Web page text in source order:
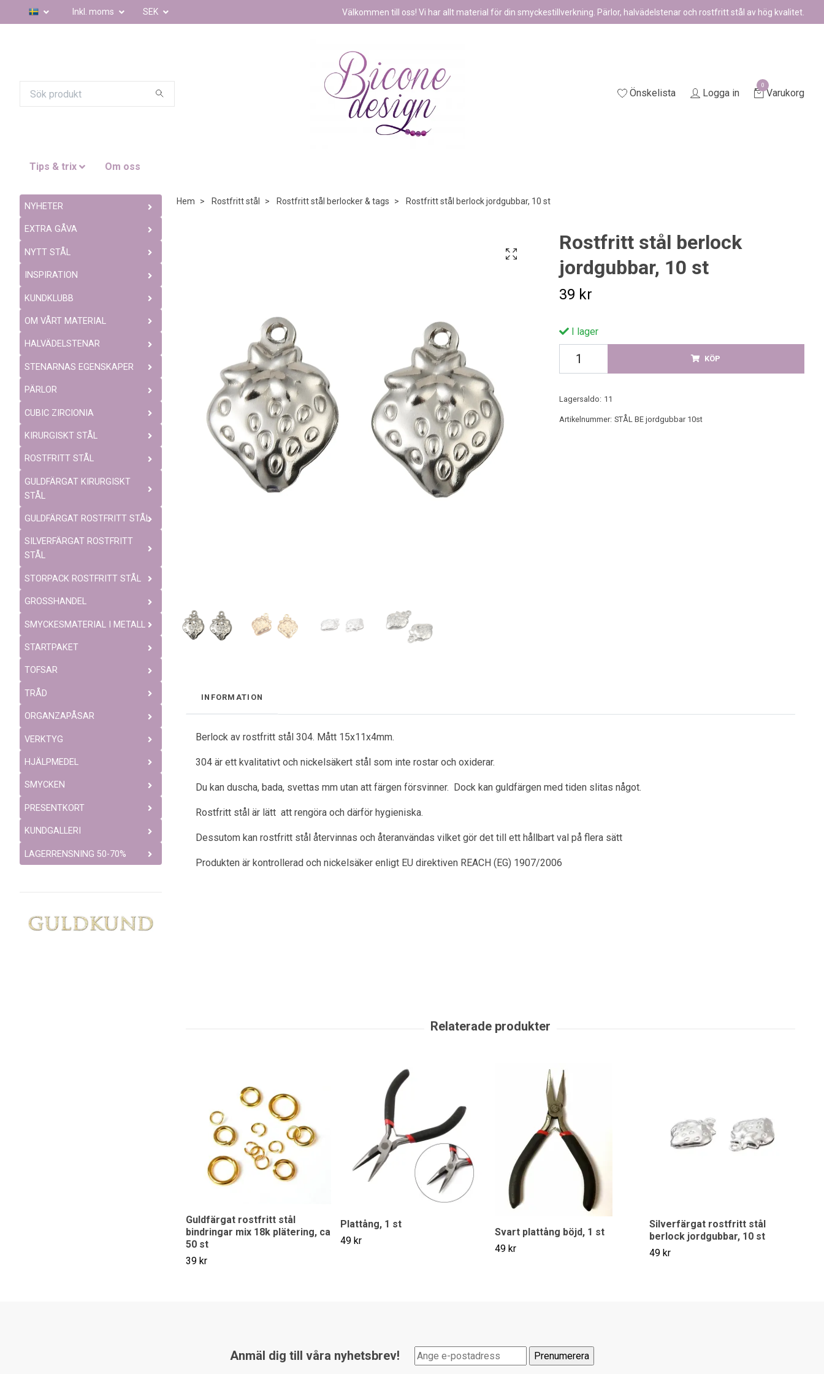
Inkl. moms SEK Välkommen till oss! Vi har allt material för din smyckestillverkning. Pärlor, halvädelstenar och rostfritt stål av hög kvalitet.
Önskelista Logga in
0
Varukorg
Tips & trix Om oss
NYHETER
EXTRA GÅVA
NYTT STÅL
INSPIRATION
KUNDKLUBB
OM VÅRT MATERIAL
HALVÄDELSTENAR
STENARNAS EGENSKAPER
PÄRLOR
CUBIC ZIRCIONIA
KIRURGISKT STÅL
ROSTFRITT STÅL
GULDFÄRGAT KIRURGISKT
STÅL
GULDFÄRGAT ROSTFRITT STÅL
SILVERFÄRGAT ROSTFRITT
STÅL
STORPACK ROSTFRITT STÅL
GROSSHANDEL
SMYCKESMATERIAL I METALL
STARTPAKET
TOFSAR
TRÅD
ORGANZAPÅSAR
VERKTYG
HJÄLPMEDEL
SMYCKEN
PRESENTKORT
KUNDGALLERI
LAGERRENSNING 50-70%
Hem Rostfritt stål Rostfritt stål berlocker & tags Rostfritt stål berlock jordgubbar, 10 st
Rostfritt stål berlock
jordgubbar, 10 st
39 kr
I lager
KÖP
Lagersaldo: 11
Artikelnummer: STÅL BE jordgubbar 10st
INFORMATION
Berlock av rostfritt stål 304. Mått 15x11x4mm.
304 är ett kvalitativt och nickelsäkert stål som inte rostar och oxiderar.
Du kan duscha, bada, svettas mm utan att färgen försvinner. Dock kan guldfärgen med tiden slitas något.
Rostfritt stål är lätt att rengöra och därför hygieniska.
Dessutom kan rostfritt stål återvinnas och återanvändas vilket gör det till ett hållbart val på flera sätt
Produkten är kontrollerad och nickelsäker enligt EU direktiven REACH (EG) 1907/2006
Guldfärgat rostfritt stål
bindringar mix 18k plätering, ca
50 st
39 kr
Plattång, 1 st
49 kr
Svart plattång böjd, 1 st
49 kr
Silverfärgat rostfritt stål
berlock jordgubbar, 10 st
49 kr
Anmäl dig till våra nyhetsbrev!